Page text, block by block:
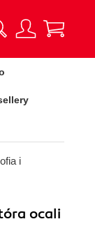
i
ocali